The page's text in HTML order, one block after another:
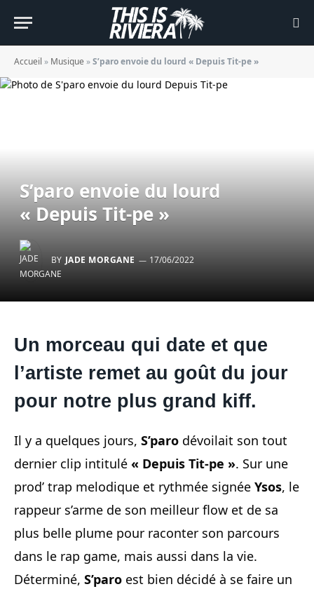
Accueil » Musique »S’paro envoie du lourd « Depuis Tit-pe »
S’paro envoie du lourd
« Depuis Tit-pe »
BY JADE MORGANE 17/06/2022
Un morceau qui date et que
l’artiste remet au goût du jour
pour notre plus grand kiff.
Il y a quelques jours, S’paro dévoilait son tout
dernier clip intitulé « Depuis Tit-pe ». Sur une
prod’ trap melodique et rythmée signée Ysos, le
rappeur s’arme de son meilleur flow et de sa
plus belle plume pour raconter son parcours
dans le rap game, mais aussi dans la vie.
Déterminé, S’paro est bien décidé à se faire un